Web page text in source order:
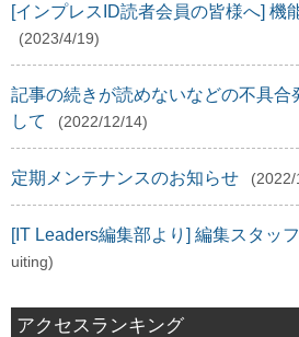
[インプレスID読者会員の皆様へ] 機
(2023/4/19)
記事の続きが読めないなどの不具合
して
(2022/12/14)
定期メンテナンスのお知らせ (2022/
[IT Leaders編集部より] 編集スタッ
uiting)
アクセスランキング